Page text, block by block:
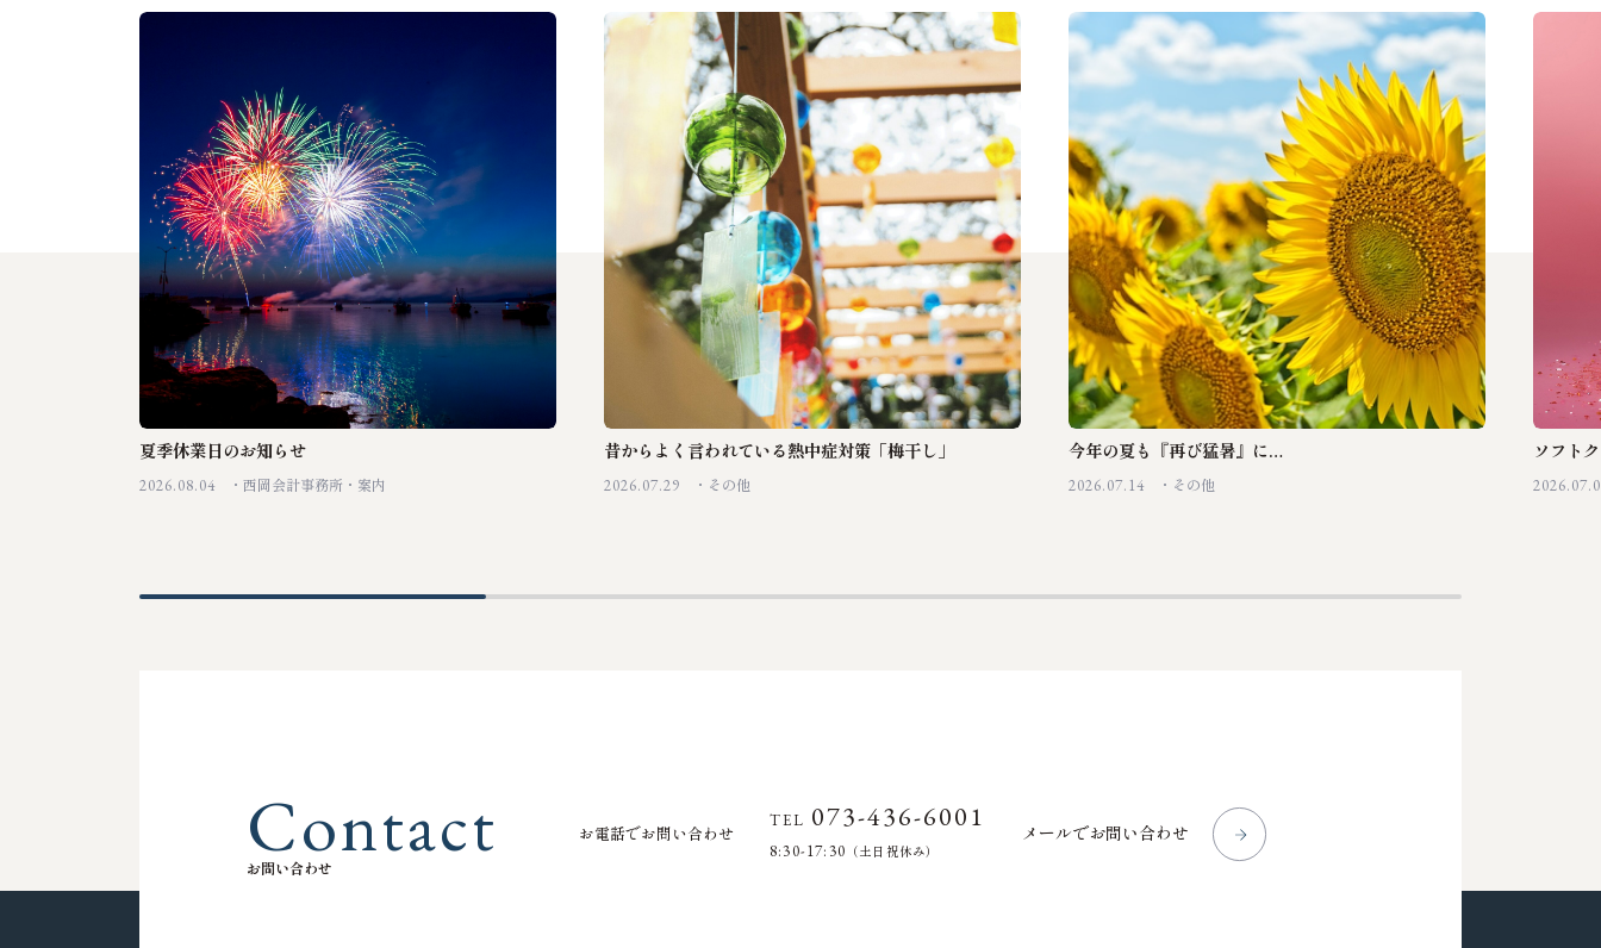
夏季休業日のお知らせ
2026.08.04 西岡会計事務所 案内
昔からよく言われている熱中症対策「梅干し」
2026.07.29 その他
今年の夏も『再び猛暑』に…
2026.07.14 その他
ソフト
お問い合わせ
Contact お電話でお問い合わせ
TEL 073-436-6001
8:30-17:30 （土日祝休み）
メールでお問い合わせ